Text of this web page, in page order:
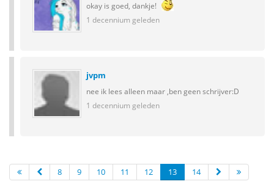
okay is goed, dankje!
1 decennium geleden
jvpm
nee ik lees alleen maar ,ben geen schrijver:D
1 decennium geleden
8 9 10 11 12 13 14